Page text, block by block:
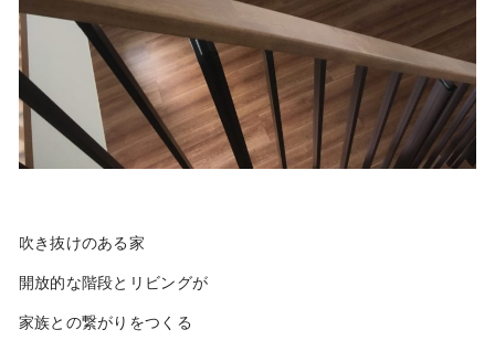
吹き抜けのある家
開放的な階段とリビングが
家族との繋がりをつくる